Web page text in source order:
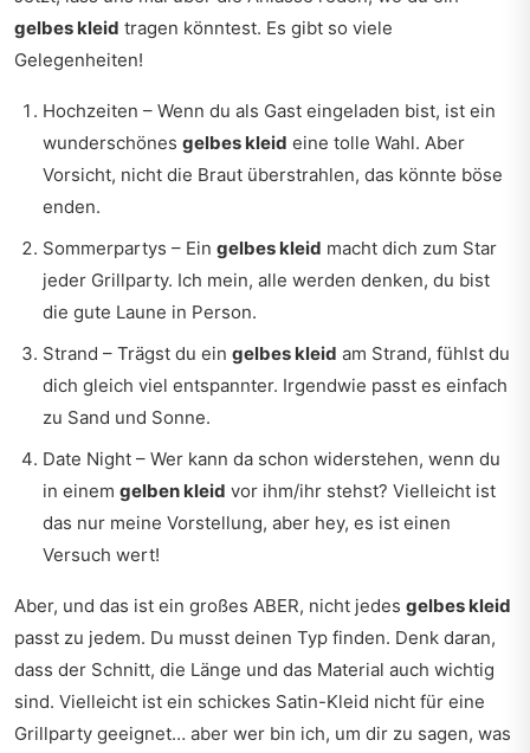
gelbes kleid tragen könntest. Es gibt so viele
Gelegenheiten!
Hochzeiten – Wenn du als Gast eingeladen bist, ist ein
wunderschönes gelbes kleid eine tolle Wahl. Aber
Vorsicht, nicht die Braut überstrahlen, das könnte böse
enden.
Sommerpartys – Ein gelbes kleid macht dich zum Star
jeder Grillparty. Ich mein, alle werden denken, du bist
die gute Laune in Person.
Strand – Trägst du ein gelbes kleid am Strand, fühlst du
dich gleich viel entspannter. Irgendwie passt es einfach
zu Sand und Sonne.
Date Night – Wer kann da schon widerstehen, wenn du
in einem gelben kleid vor ihm/ihr stehst? Vielleicht ist
das nur meine Vorstellung, aber hey, es ist einen
Versuch wert!
Aber, und das ist ein großes ABER, nicht jedes gelbes kleid
passt zu jedem. Du musst deinen Typ finden. Denk daran,
dass der Schnitt, die Länge und das Material auch wichtig
sind. Vielleicht ist ein schickes Satin-Kleid nicht für eine
Grillparty geeignet… aber wer bin ich, um dir zu sagen, was